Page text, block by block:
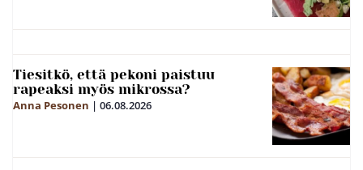
Tiesitkö, että pekoni paistuu
rapeaksi myös mikrossa?
Anna Pesonen | 06.08.2026